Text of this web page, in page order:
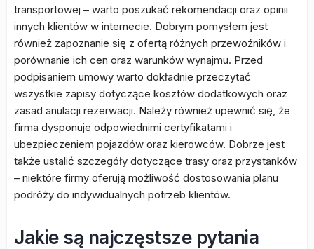
transportowej – warto poszukać rekomendacji oraz opinii
innych klientów w internecie. Dobrym pomysłem jest
również zapoznanie się z ofertą różnych przewoźników i
porównanie ich cen oraz warunków wynajmu. Przed
podpisaniem umowy warto dokładnie przeczytać
wszystkie zapisy dotyczące kosztów dodatkowych oraz
zasad anulacji rezerwacji. Należy również upewnić się, że
firma dysponuje odpowiednimi certyfikatami i
ubezpieczeniem pojazdów oraz kierowców. Dobrze jest
także ustalić szczegóły dotyczące trasy oraz przystanków
– niektóre firmy oferują możliwość dostosowania planu
podróży do indywidualnych potrzeb klientów.
Jakie są najczęstsze pytania